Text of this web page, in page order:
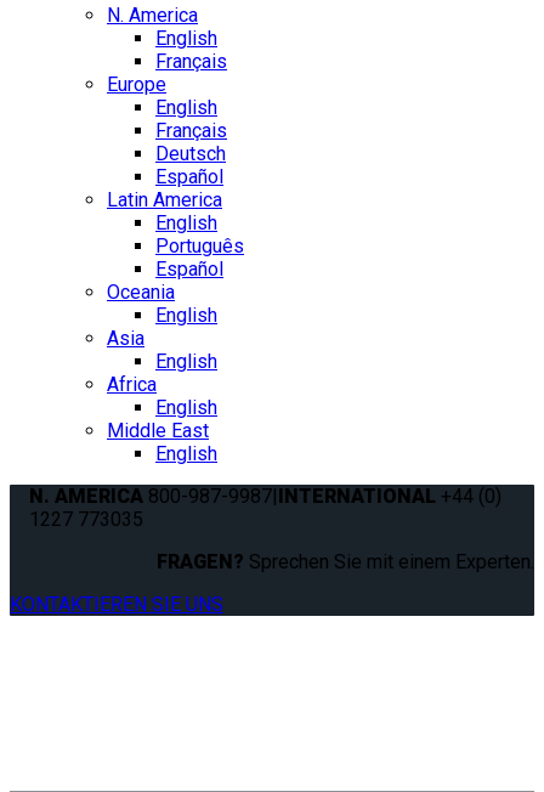
N. America
English
Français
Europe
English
Français
Deutsch
Español
Latin America
English
Português
Español
Oceania
English
Asia
English
Africa
English
Middle East
English
N. AMERICA 800-987-9987|INTERNATIONAL +44 (0)
1227 773035
FRAGEN? Sprechen Sie mit einem Experten.
KONTAKTIEREN SIE UNS